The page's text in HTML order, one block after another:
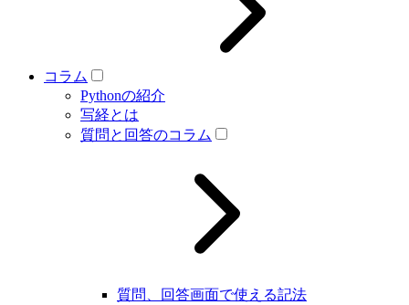
コラム
Pythonの紹介
写経とは
質問と回答のコラム
質問、回答画面で使える記法